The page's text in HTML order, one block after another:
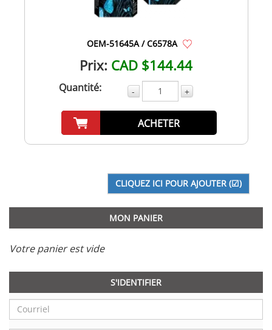
OEM-51645A / C6578A
Prix: CAD $144.44
Quantité: - +
ACHETER
MON PANIER
Votre panier est vide
S'IDENTIFIER